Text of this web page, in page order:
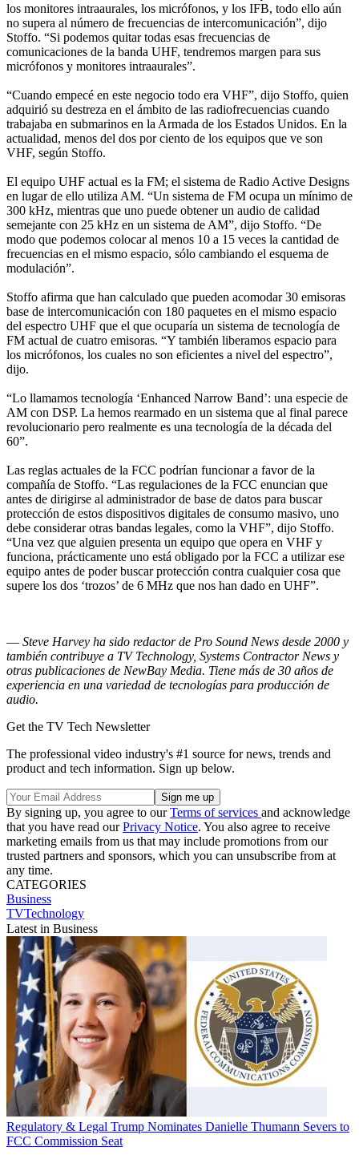
los monitores intraaurales, los micrófonos, y los IFB, todo ello aún
no supera al número de frecuencias de intercomunicación”, dijo
Stoffo. “Si podemos quitar todas esas frecuencias de
comunicaciones de la banda UHF, tendremos margen para sus
micrófonos y monitores intraaurales”.
“Cuando empecé en este negocio todo era VHF”, dijo Stoffo, quien
adquirió su destreza en el ámbito de las radiofrecuencias cuando
trabajaba en submarinos en la Armada de los Estados Unidos. En la
actualidad, menos del dos por ciento de los equipos que ve son
VHF, según Stoffo.
El equipo UHF actual es la FM; el sistema de Radio Active Designs
en lugar de ello utiliza AM. “Un sistema de FM ocupa un mínimo de
300 kHz, mientras que uno puede obtener un audio de calidad
semejante con 25 kHz en un sistema de AM”, dijo Stoffo. “De
modo que podemos colocar al menos 10 a 15 veces la cantidad de
frecuencias en el mismo espacio, sólo cambiando el esquema de
modulación”.
Stoffo afirma que han calculado que pueden acomodar 30 emisoras
base de intercomunicación con 180 paquetes en el mismo espacio
del espectro UHF que el que ocuparía un sistema de tecnología de
FM actual de cuatro emisoras. “Y también liberamos espacio para
los micrófonos, los cuales no son eficientes a nivel del espectro”,
dijo.
“Lo llamamos tecnología ‘Enhanced Narrow Band’: una especie de
AM con DSP. La hemos rearmado en un sistema que al final parece
revolucionario pero realmente es una tecnología de la década del
60”.
Las reglas actuales de la FCC podrían funcionar a favor de la
compañía de Stoffo. “Las regulaciones de la FCC enuncian que
antes de dirigirse al administrador de base de datos para buscar
protección de estos dispositivos digitales de consumo masivo, uno
debe considerar otras bandas legales, como la VHF”, dijo Stoffo.
“Una vez que alguien presenta un equipo que opera en VHF y
funciona, prácticamente uno está obligado por la FCC a utilizar ese
equipo antes de poder buscar protección contra cualquier cosa que
supere los dos ‘trozos’ de 6 MHz que nos han dado en UHF”.
— Steve Harvey ha sido redactor de Pro Sound News desde 2000 y
también contribuye a TV Technology, Systems Contractor News y
otras publicaciones de NewBay Media. Tiene más de 30 años de
experiencia en una variedad de tecnologías para producción de
audio.
Get the TV Tech Newsletter
The professional video industry's #1 source for news, trends and
product and tech information. Sign up below.
By signing up, you agree to ourTerms of services and acknowledge
that you have read ourPrivacy Notice. You also agree to receive
marketing emails from us that may include promotions from our
trusted partners and sponsors, which you can unsubscribe from at
any time.
CATEGORIES
Business
TVTechnology
Latest in Business
Regulatory & Legal Trump Nominates Danielle Thumann Severs to
FCC Commission Seat